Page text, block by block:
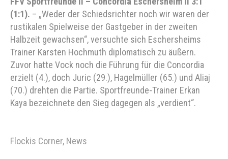
(1:1). – „Weder der Schiedsrichter noch wir waren der
rustikalen Spielweise der Gastgeber in der zweiten
Halbzeit gewachsen“, versuchte sich Eschersheims
Trainer Karsten Hochmuth diplomatisch zu äußern.
Zuvor hatte Vock noch die Führung für die Concordia
erzielt (4.), doch Juric (29.), Hagelmüller (65.) und Aliaj
(70.) drehten die Partie. Sportfreunde-Trainer Erkan
Kaya bezeichnete den Sieg dagegen als „verdient“.
Flockis Corner, News